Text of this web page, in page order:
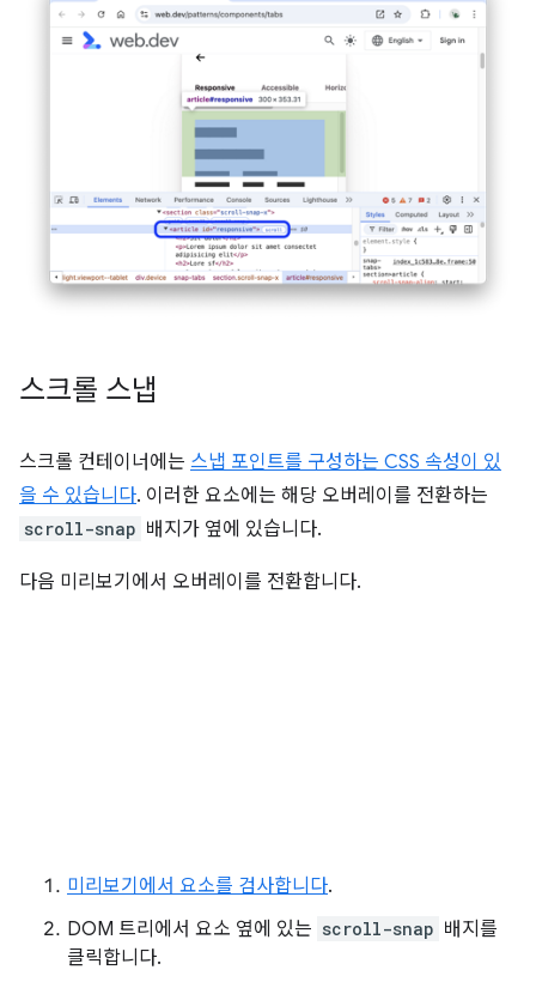
스크롤 스냅
스크롤 컨테이너에는 스냅 포인트를 구성하는 CSS 속성이 있
을 수 있습니다. 이러한 요소에는 해당 오버레이를 전환하는
scroll-snap 배지가 옆에 있습니다.
다음 미리보기에서 오버레이를 전환합니다.
미리보기에서 요소를 검사합니다.
DOM 트리에서 요소 옆에 있는 scroll-snap 배지를
클릭합니다.